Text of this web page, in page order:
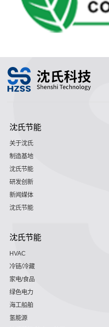
沈氏节能
关于沈氏
制造基地
沈氏节能
研发创新
新闻媒体
沈氏节能
沈氏节能
HVAC
冷链/冷藏
家电/食品
绿色电力
海工船舶
氢能源